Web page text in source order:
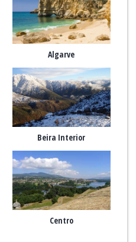
Algarve
Beira Interior
Centro